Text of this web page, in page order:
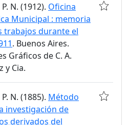
N. (1912). Oficina
Municipal : memoria
trabajos durante el
. Buenos Aires.
Gráficos de C. A.
y Cia.
N. (1885). Método
investigación de
derivados del